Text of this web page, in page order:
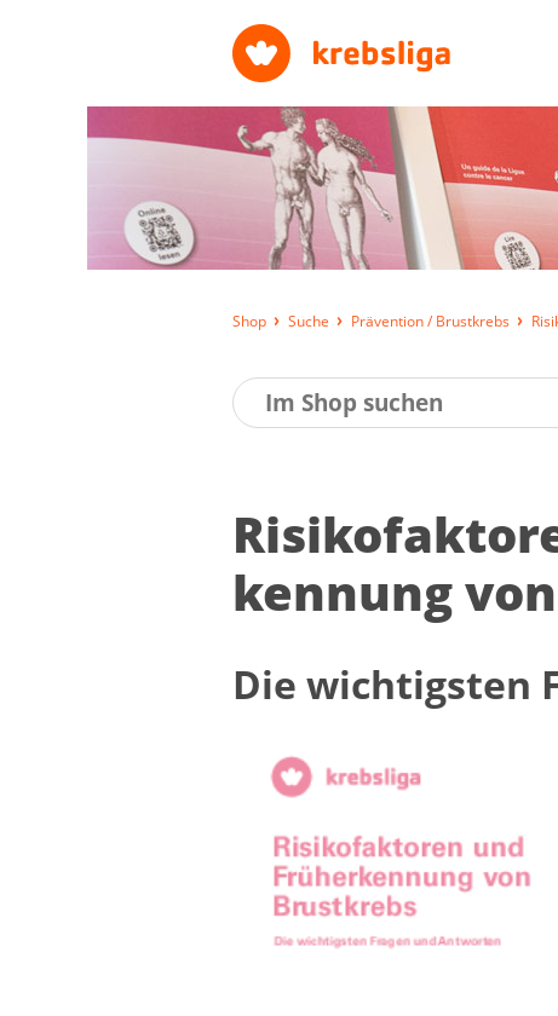
Shop Suche Prävention / Brustkrebs
ken­nung
Die wich­tigs­ten